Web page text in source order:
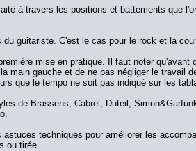
à travers les positions et battements que
guitariste. C'est le cas pour le rock et la
mise en pratique. Il faut noter qu'avant
main gauche et de ne pas négliger le travail
que le tempo ne soit pas indiqué sur les
de Brassens, Cabrel, Duteil,
techniques pour améliorer les
ou tirée.